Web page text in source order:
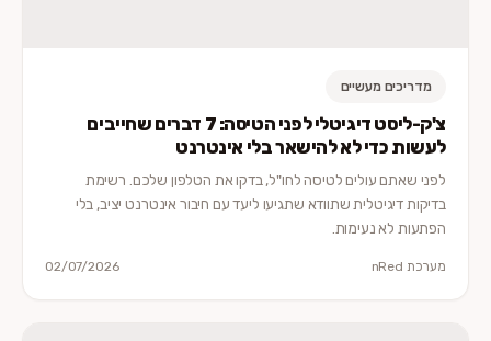
מדריכים מעשיים
צ'ק-ליסט דיגיטלי לפני הטיסה: 7 דברים שחייבים
לעשות כדי לא להישאר בלי אינטרנט
לפני שאתם עולים לטיסה לחו"ל, בדקו את הטלפון שלכם. רשימת
בדיקות דיגיטלית שתוודא שתגיעו ליעד עם חיבור אינטרנט יציב, בלי
הפתעות לא נעימות.
מערכת nRed 02/07/2026